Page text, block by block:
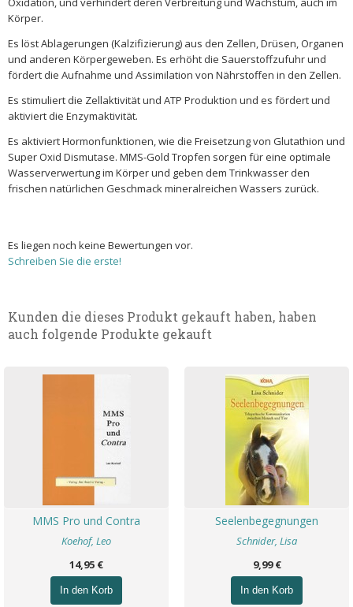
Körper.
Es löst Ablagerungen (Kalzifizierung) aus den Zellen, Drüsen, Organen
und anderen Körpergeweben. Es erhöht die Sauerstoffzufuhr und
fördert die Aufnahme und Assimilation von Nährstoffen in den Zellen.
Es stimuliert die Zellaktivität und ATP Produktion und es fördert und
aktiviert die Enzymaktivität.
Es aktiviert Hormonfunktionen, wie die Freisetzung von Glutathion und
Super Oxid Dismutase. MMS-Gold Tropfen sorgen für eine optimale
Wasserverwertung im Körper und geben dem Trinkwasser den
frischen natürlichen Geschmack mineralreichen Wassers zurück.
Es liegen noch keine Bewertungen vor.
Schreiben Sie die erste!
Kunden die dieses Produkt gekauft haben, haben
auch folgende Produkte gekauft
MMS Pro und Contra
Koehof, Leo
14,95 €
In den Korb
Seelenbegegnungen
Schnider, Lisa
9,99 €
In den Korb